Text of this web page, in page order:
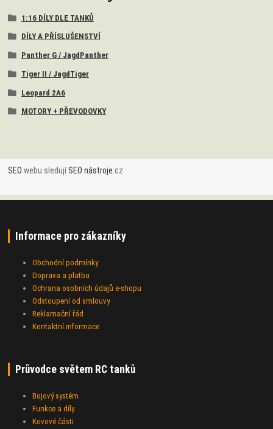
1:16 DÍLY DLE TANKŮ
DÍLY A PŘÍSLUŠENSTVÍ
Panther G / JagdPanther
Tiger II / JagdTiger
Leopard 2A6
MOTORY + PŘEVODOVKY
SEO webu sledujíSEO nástroje .cz
Informace pro zákazníky
Obchodní podmínky
Doprava a platba
Ochrana osobních údajů e-shopu
Odstoupení od smlouvy
Reklamační řád
Kontaktní informace
Průvodce světem RC tanků
Bojový systém
Funkce a díly
Kovové části